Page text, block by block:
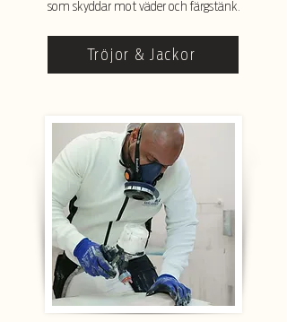
som skyddar mot väder och färgstänk.
Tröjor & Jackor